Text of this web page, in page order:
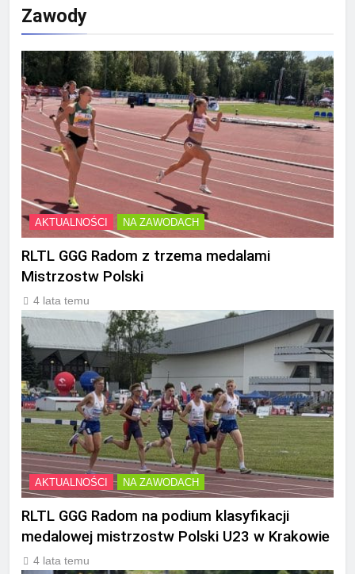
Zawody
AKTUALNOŚCI NA ZAWODACH
RLTL GGG Radom z trzema medalami
Mistrzostw Polski
4 lata temu
AKTUALNOŚCI NA ZAWODACH
RLTL GGG Radom na podium klasyfikacji
medalowej mistrzostw Polski U23 w Krakowie
4 lata temu